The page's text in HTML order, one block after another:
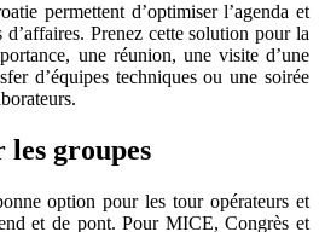
permettent d’optimiser l’agenda et
Prenez cette solution pour la
une réunion, une visite d’une
d’équipes techniques ou une soirée
groupes
option pour les tour opérateurs et
et de pont. Pour MICE, Congrès et